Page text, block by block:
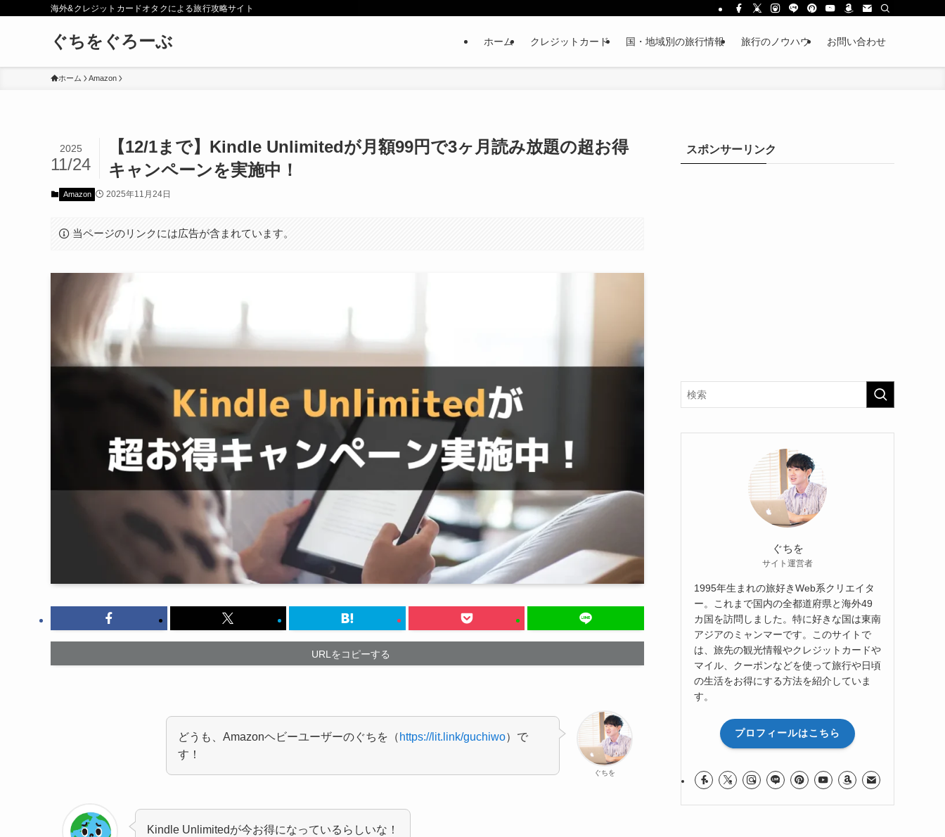
海外&クレジットカードオタクによる旅行攻略サイト
ぐちをぐろーぶ ホーム クレジットカード 国・地域別の旅行情報 旅行のノウハウ お問い合わせ
ホーム Amazon
【12/1まで】Kindle Unlimitedが月額99円で3ヶ月読み放題の超お得
キャンペーンを実施中！
2025
11/24
Amazon 2025年11月24日
当ページのリンクには広告が含まれています。
URLをコピーする
ぐちを
どうも、Amazonヘビーユーザーのぐちを（ https://lit.link/guchiwo）で
す！
Kindle Unlimitedが今お得になっているらしいな！
スポンサーリンク
ぐちを
サイト運営者
1995年生まれの旅好きWeb系クリエイタ
ー。これまで国内の全都道府県と海外49
カ国を訪問しました。特に好きな国は東南
アジアのミャンマーです。このサイトで
は、旅先の観光情報やクレジットカードや
マイル、クーポンなどを使って旅行や日頃
の生活をお得にする方法を紹介していま
す。
プロフィールはこちら